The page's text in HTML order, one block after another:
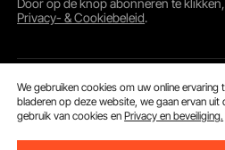
Privacy- & Cookiebeleid.
Klantenservice
Neem contact op
We gebruiken cookies om uw online
bladeren op deze website, we gaan ervan
gebruik van cookies enPrivacy en beveiliging.